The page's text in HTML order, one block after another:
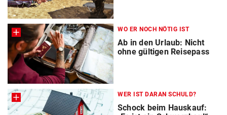
WO ER NOCH NÖTIG IST
Ab in den Urlaub: Nicht
ohne gültigen Reisepass
WER IST DARAN SCHULD?
Schock beim Hauskauf: